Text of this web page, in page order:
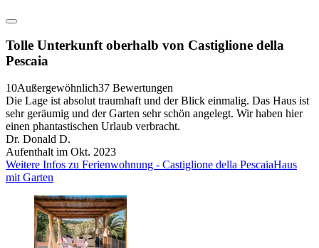
Tolle Unterkunft oberhalb von Castiglione della
Pescaia
10Außergewöhnlich37 Bewertungen
Die Lage ist absolut traumhaft und der Blick einmalig. Das Haus ist
sehr geräumig und der Garten sehr schön angelegt. Wir haben hier
einen phantastischen Urlaub verbracht.
Dr. Donald D.
Aufenthalt im Okt. 2023
Weitere Infos zu Ferienwohnung - Castiglione della PescaiaHaus
mit Garten